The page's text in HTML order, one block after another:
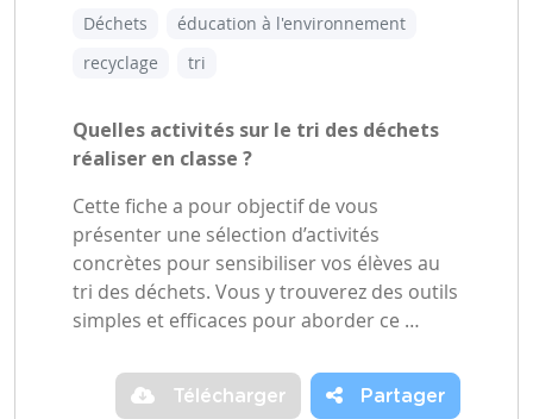
Déchets
éducation à l'environnement
recyclage
tri
Quelles activités sur le tri des déchets
réaliser en classe ?
Cette fiche a pour objectif de vous
présenter une sélection d’activités
concrètes pour sensibiliser vos élèves au
tri des déchets. Vous y trouverez des outils
simples et efficaces pour aborder ce …
Télécharger Partager